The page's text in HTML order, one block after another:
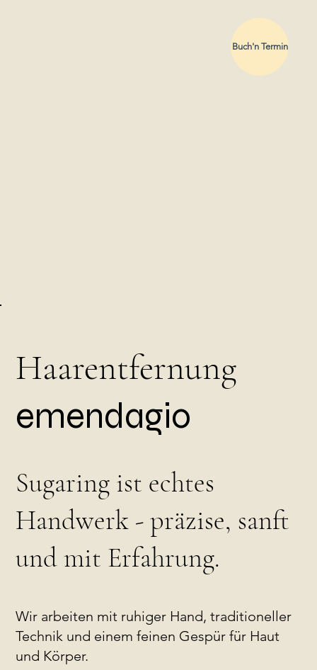
Haarentfernung
emendagio
Sugaring ist echtes
Handwerk - präzise, sanft
und mit Erfahrung.
Wir arbeiten mit ruhiger Hand, traditioneller
Technik und einem feinen Gespür für Haut
und Körper.
Buch'n Termin